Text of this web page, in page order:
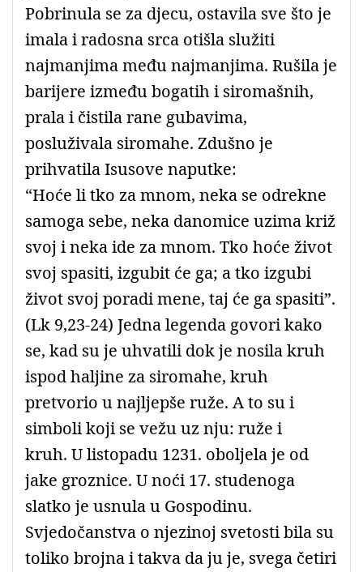
Pobrinula se za djecu, ostavila sve što je
imala i radosna srca otišla služiti
najmanjima među najmanjima. Rušila je
barijere između bogatih i siromašnih,
prala i čistila rane gubavima,
posluživala siromahe. Zdušno je
prihvatila Isusove naputke:
“Hoće li tko za mnom, neka se odrekne
samoga sebe, neka danomice uzima križ
svoj i neka ide za mnom. Tko hoće život
svoj spasiti, izgubit će ga; a tko izgubi
život svoj poradi mene, taj će ga spasiti”.
(Lk 9,23-24) Jedna legenda govori kako
se, kad su je uhvatili dok je nosila kruh
ispod haljine za siromahe, kruh
pretvorio u najljepše ruže. A to su i
simboli koji se vežu uz nju: ruže i
kruh. U listopadu 1231. oboljela je od
jake groznice. U noći 17. studenoga
slatko je usnula u Gospodinu.
Svjedočanstva o njezinoj svetosti bila su
toliko brojna i takva da ju je, svega četiri